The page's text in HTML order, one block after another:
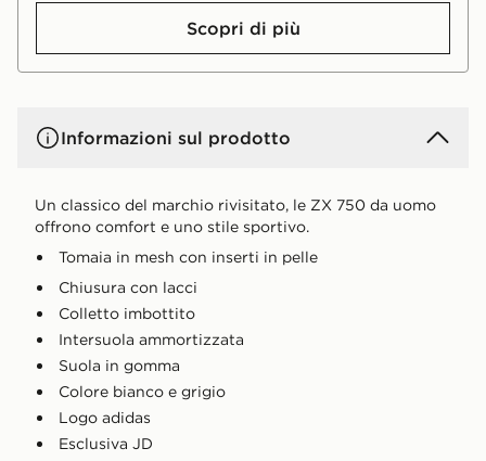
Scopri di più
Informazioni sul prodotto
Un classico del marchio rivisitato, le ZX 750 da uomo
offrono comfort e uno stile sportivo.
Tomaia in mesh con inserti in pelle
Chiusura con lacci
Colletto imbottito
Intersuola ammortizzata
Suola in gomma
Colore bianco e grigio
Logo adidas
Esclusiva JD